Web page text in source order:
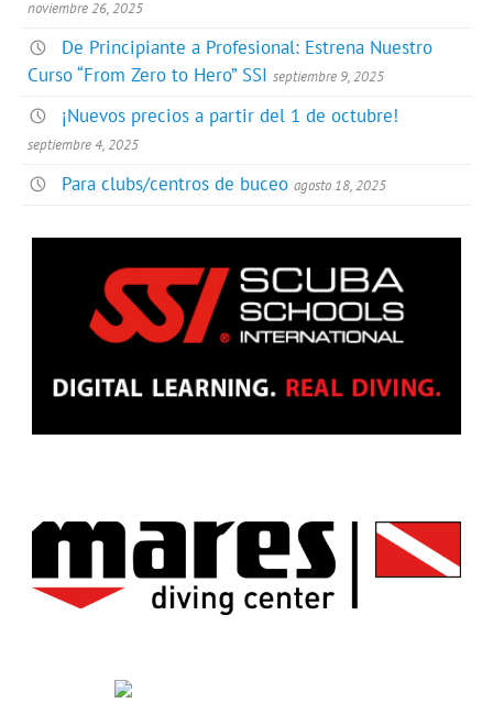
noviembre 26, 2025
De Principiante a Profesional: Estrena Nuestro
Curso “From Zero to Hero” SSI septiembre 9, 2025
¡Nuevos precios a partir del 1 de octubre!
septiembre 4, 2025
Para clubs/centros de buceo agosto 18, 2025